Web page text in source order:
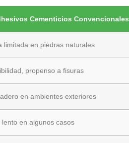
Cementicios Convencionales
limitada en piedras naturales
propenso a fisuras
en ambientes exteriores
lento en algunos casos